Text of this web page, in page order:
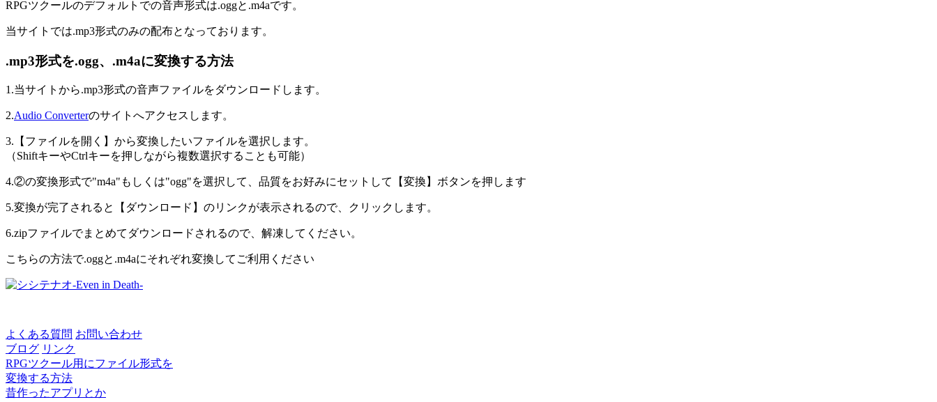
RPGツクールのデフォルトでの音声形式は.oggと.m4aです。
当サイトでは.mp3形式のみの配布となっております。
.mp3形式を.ogg、.m4aに変換する方法
1.当サイトから.mp3形式の音声ファイルをダウンロードします。
2.Audio Converterのサイトへアクセスします。
3.【ファイルを開く】から変換したいファイルを選択します。
（ShiftキーやCtrlキーを押しながら複数選択することも可能）
4.②の変換形式で"m4a"もしくは"ogg"を選択して、品質をお好みにセットして【変換】ボタンを押します
5.変換が完了されると【ダウンロード】のリンクが表示されるので、クリックします。
6.zipファイルでまとめてダウンロードされるので、解凍してください。
こちらの方法で.oggと.m4aにそれぞれ変換してご利用ください
よくある質問 お問い合わせ
ブログ リンク
RPGツクール用にファイル形式を
変換する方法
昔作ったアプリとか